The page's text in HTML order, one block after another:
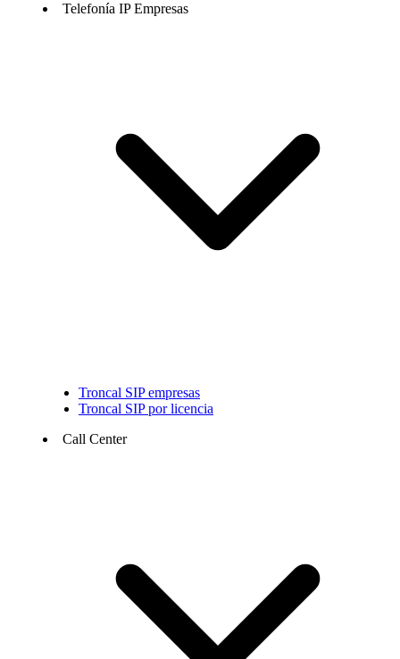
Telefonía IP Empresas
Troncal SIP empresas
Troncal SIP por licencia
Call Center